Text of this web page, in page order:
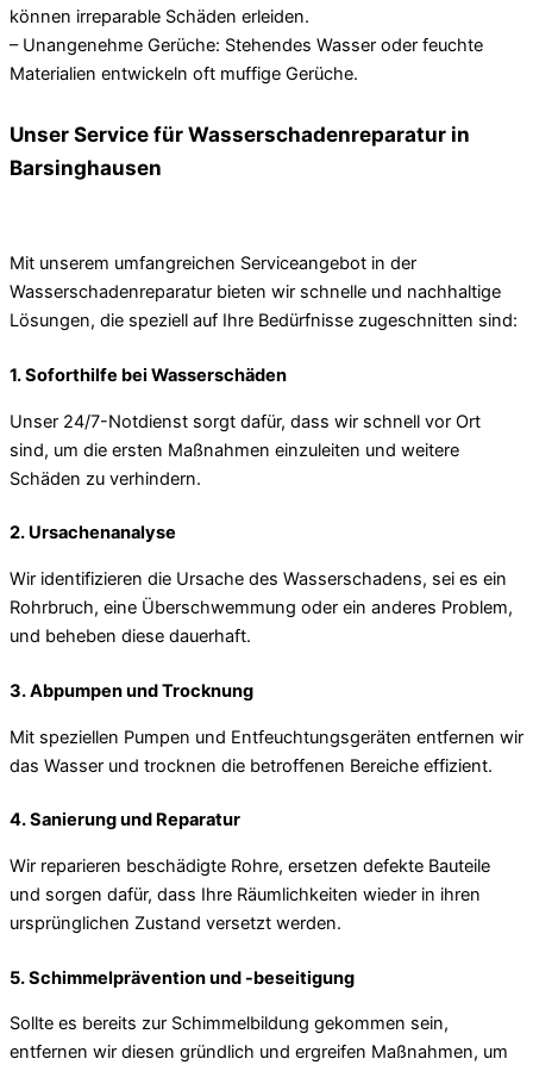
können irreparable Schäden erleiden.
– Unangenehme Gerüche: Stehendes Wasser oder feuchte
Materialien entwickeln oft muffige Gerüche.
Unser Service für Wasserschadenreparatur in
Barsinghausen
Mit unserem umfangreichen Serviceangebot in der
Wasserschadenreparatur bieten wir schnelle und nachhaltige
Lösungen, die speziell auf Ihre Bedürfnisse zugeschnitten sind:
1. Soforthilfe bei Wasserschäden
Unser 24/7-Notdienst sorgt dafür, dass wir schnell vor Ort
sind, um die ersten Maßnahmen einzuleiten und weitere
Schäden zu verhindern.
2. Ursachenanalyse
Wir identifizieren die Ursache des Wasserschadens, sei es ein
Rohrbruch, eine Überschwemmung oder ein anderes Problem,
und beheben diese dauerhaft.
3. Abpumpen und Trocknung
Mit speziellen Pumpen und Entfeuchtungsgeräten entfernen wir
das Wasser und trocknen die betroffenen Bereiche effizient.
4. Sanierung und Reparatur
Wir reparieren beschädigte Rohre, ersetzen defekte Bauteile
und sorgen dafür, dass Ihre Räumlichkeiten wieder in ihren
ursprünglichen Zustand versetzt werden.
5. Schimmelprävention und -beseitigung
Sollte es bereits zur Schimmelbildung gekommen sein,
entfernen wir diesen gründlich und ergreifen Maßnahmen, um